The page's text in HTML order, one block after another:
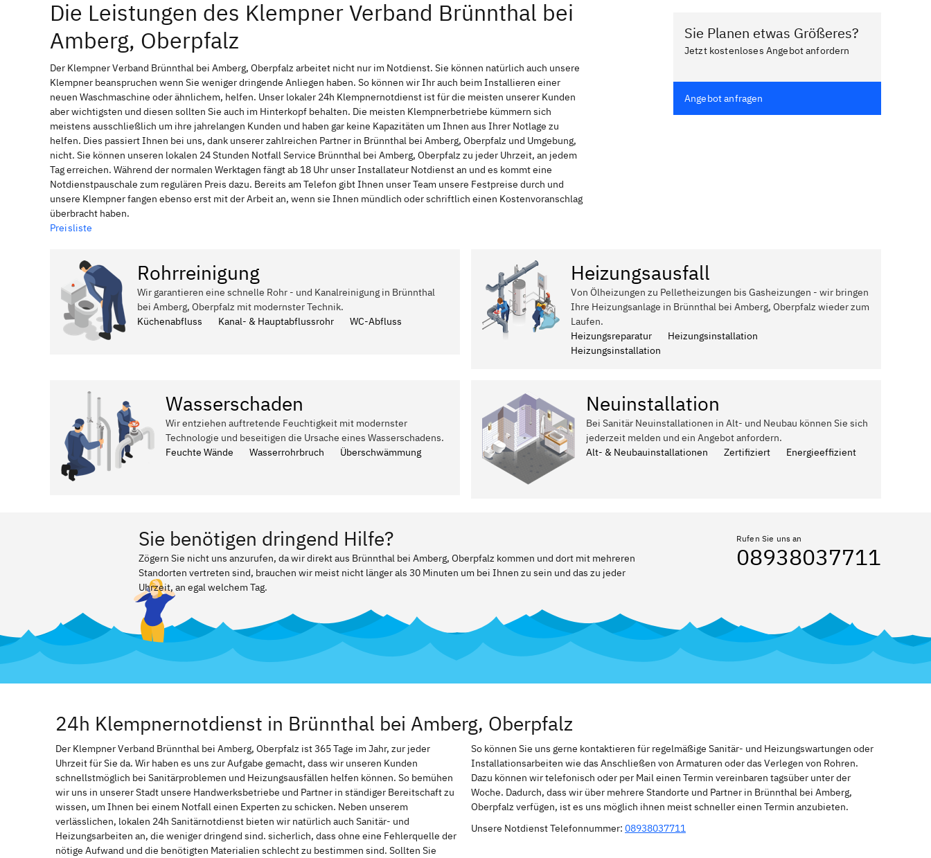
Die Leistungen des Klempner Verband Brünnthal bei
Amberg, Oberpfalz
Der Klempner Verband Brünnthal bei Amberg, Oberpfalz arbeitet nicht nur im Notdienst. Sie können natürlich auch unsere
Klempner beanspruchen wenn Sie weniger dringende Anliegen haben. So können wir Ihr auch beim Installieren einer
neuen Waschmaschine oder ähnlichem, helfen. Unser lokaler 24h Klempnernotdienst ist für die meisten unserer Kunden
aber wichtigsten und diesen sollten Sie auch im Hinterkopf behalten. Die meisten Klempnerbetriebe kümmern sich
meistens ausschließlich um ihre jahrelangen Kunden und haben gar keine Kapazitäten um Ihnen aus Ihrer Notlage zu
helfen. Dies passiert Ihnen bei uns, dank unserer zahlreichen Partner in Brünnthal bei Amberg, Oberpfalz und Umgebung,
nicht. Sie können unseren lokalen 24 Stunden Notfall Service Brünnthal bei Amberg, Oberpfalz zu jeder Uhrzeit, an jedem
Tag erreichen. Während der normalen Werktagen fängt ab 18 Uhr unser Installateur Notdienst an und es kommt eine
Notdienstpauschale zum regulären Preis dazu. Bereits am Telefon gibt Ihnen unser Team unsere Festpreise durch und
unsere Klempner fangen ebenso erst mit der Arbeit an, wenn sie Ihnen mündlich oder schriftlich einen Kostenvoranschlag
überbracht haben.
Preisliste
Sie Planen etwas Größeres?
Jetzt kostenloses Angebot anfordern
Angebot anfragen
Rohrreinigung
Wir garantieren eine schnelle Rohr - und Kanalreinigung in Brünnthal
bei Amberg, Oberpfalz mit modernster Technik.
Küchenabfluss
Kanal- & Hauptabflussrohr WC-Abfluss
Heizungsausfall
Von Ölheizungen zu Pelletheizungen bis Gasheizungen - wir bringen
Ihre Heizungsanlage in Brünnthal bei Amberg, Oberpfalz wieder zum
Laufen.
Heizungsreparatur
Heizungsinstallation
Heizungsinstallation
Wasserschaden
Wir entziehen auftretende Feuchtigkeit mit modernster
Technologie und beseitigen die Ursache eines Wasserschadens.
Feuchte Wände
Wasserrohrbruch Überschwämmung
Neuinstallation
Bei Sanitär Neuinstallationen in Alt- und Neubau können Sie sich
jederzeit melden und ein Angebot anfordern.
Alt- & Neubauinstallationen
Zertifiziert Energieeffizient
Sie benötigen dringend Hilfe?
Zögern Sie nicht uns anzurufen, da wir direkt aus Brünnthal bei Amberg, Oberpfalz kommen und dort mit mehreren
Standorten vertreten sind, brauchen wir meist nicht länger als 30 Minuten um bei Ihnen zu sein und das zu jeder
Uhrzeit, an egal welchem Tag.
Rufen Sie uns an
08938037711
24h Klempnernotdienst in Brünnthal bei Amberg, Oberpfalz
Der Klempner Verband Brünnthal bei Amberg, Oberpfalz ist 365 Tage im Jahr, zur jeder
Uhrzeit für Sie da. Wir haben es uns zur Aufgabe gemacht, dass wir unseren Kunden
schnellstmöglich bei Sanitärproblemen und Heizungsausfällen helfen können. So bemühen
wir uns in unserer Stadt unsere Handwerksbetriebe und Partner in ständiger Bereitschaft zu
wissen, um Ihnen bei einem Notfall einen Experten zu schicken. Neben unserem
verlässlichen, lokalen 24h Sanitärnotdienst bieten wir natürlich auch Sanitär- und
Heizungsarbeiten an, die weniger dringend sind. sicherlich, dass ohne eine Fehlerquelle der
nötige Aufwand und die benötigten Materialien schlecht zu bestimmen sind. Sollten Sie
So können Sie uns gerne kontaktieren für regelmäßige Sanitär- und Heizungswartungen oder
Installationsarbeiten wie das Anschließen von Armaturen oder das Verlegen von Rohren.
Dazu können wir telefonisch oder per Mail einen Termin vereinbaren tagsüber unter der
Woche. Dadurch, dass wir über mehrere Standorte und Partner in Brünnthal bei Amberg,
Oberpfalz verfügen, ist es uns möglich ihnen meist schneller einen Termin anzubieten.
Unsere Notdienst Telefonnummer: 08938037711